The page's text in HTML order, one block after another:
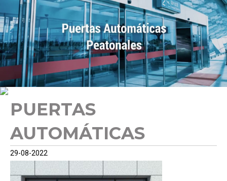
PUERTAS
AUTOMÁTICAS
29-08-2022